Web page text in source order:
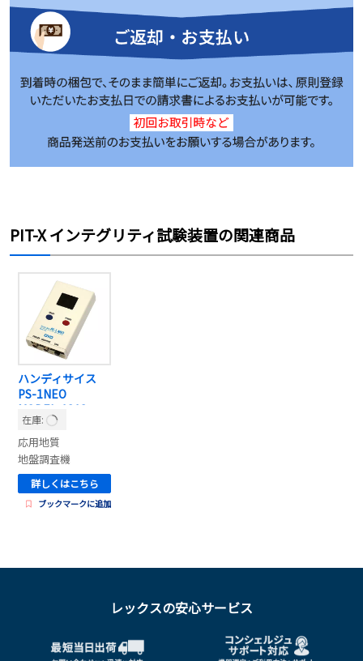
PIT-X インテグリティ試験装置の関連商品
ハンディサイス
PS-1NEO
MODEL-1818
在庫:
応用地質
地盤調査機
詳しくはこちら
ブックマークに追加
レックスの安心サービス